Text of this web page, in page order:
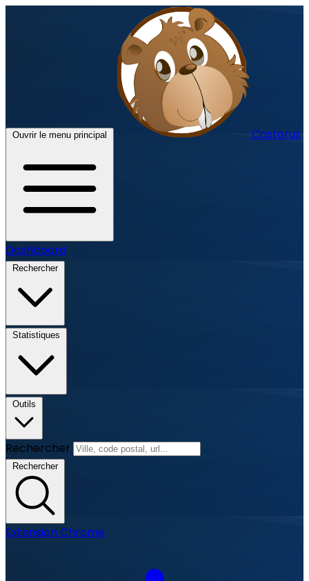
Ouvrir le menu principal Castorus
Dashboard
Rechercher
Statistiques
Outils
Rechercher
Rechercher
Extension Chrome